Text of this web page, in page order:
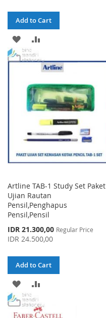
Add to Cart
ADD
TO
LIST
COMPARE
Artline TAB-1 Study Set Paket
Ujian Rautan
Pensil,Penghapus
Pensil,Pensil
Special
Price
IDR 21.300,00 Regular Price
IDR 24.500,00
Add to Cart
ADD
TO